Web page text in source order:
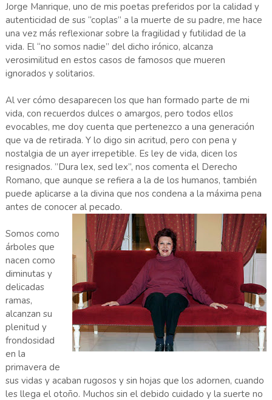
Jorge Manrique, uno de mis poetas preferidos por la calidad y
autenticidad de sus “coplas” a la muerte de su padre, me hace
una vez más reflexionar sobre la fragilidad y futilidad de la
vida. El “no somos nadie” del dicho irónico, alcanza
verosimilitud en estos casos de famosos que mueren
ignorados y solitarios.
Al ver cómo desaparecen los que han formado parte de mi
vida, con recuerdos dulces o amargos, pero todos ellos
evocables, me doy cuenta que pertenezco a una generación
que va de retirada. Y lo digo sin acritud, pero con pena y
nostalgia de un ayer irrepetible. Es ley de vida, dicen los
resignados. ”Dura lex, sed lex”, nos comenta el Derecho
Romano, que aunque se refiera a la de los humanos, también
puede aplicarse a la divina que nos condena a la máxima pena
antes de conocer al pecado.
Somos como
árboles que
nacen como
diminutas y
delicadas
ramas,
alcanzan su
plenitud y
frondosidad
en la
primavera de
sus vidas y acaban rugosos y sin hojas que los adornen, cuando
les llega el otoño. Muchos sin el debido cuidado y la suerte no